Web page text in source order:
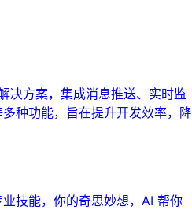
决方案，集成消息推送、实时监
种功能，旨在提升开发效率，降
技能，你的奇思妙想，AI 帮你